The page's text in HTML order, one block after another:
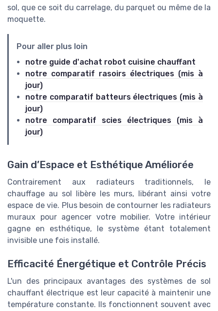
sol, que ce soit du carrelage, du parquet ou même de la
moquette.
Pour aller plus loin
notre guide d'achat robot cuisine chauffant
notre comparatif rasoirs électriques (mis à
jour)
notre comparatif batteurs électriques (mis à
jour)
notre comparatif scies électriques (mis à
jour)
Gain d’Espace et Esthétique Améliorée
Contrairement aux radiateurs traditionnels, le
chauffage au sol libère les murs, libérant ainsi votre
espace de vie. Plus besoin de contourner les radiateurs
muraux pour agencer votre mobilier. Votre intérieur
gagne en esthétique, le système étant totalement
invisible une fois installé.
Efficacité Énergétique et Contrôle Précis
L'un des principaux avantages des systèmes de sol
chauffant électrique est leur capacité à maintenir une
température constante. Ils fonctionnent souvent avec